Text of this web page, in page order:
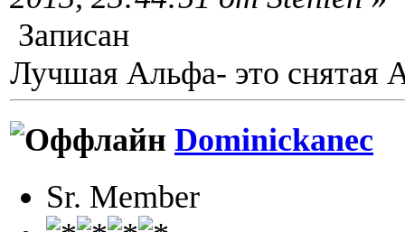
Записан
Лучшая Альфа- это снятая
Dominickanec
Sr. Member